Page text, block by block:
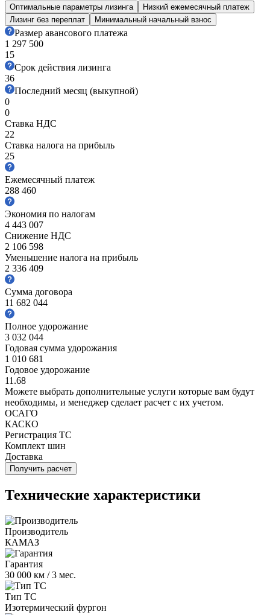
Оптимальные параметры лизинга
Низкий ежемесячный платеж
Лизинг без переплат
Минимальный начальный взнос
Размер авансового платежа
1 297 500
15
Срок действия лизинга
36
Последний месяц (выкупной)
0
0
Ставка НДС
22
Ставка налога на прибыль
25
Ежемесячный платеж
288 460
Экономия по налогам
4 443 007
Снижение НДС
2 106 598
Уменьшение налога на прибыль
2 336 409
Сумма договора
11 682 044
Полное удорожание
3 032 044
Годовая сумма удорожания
1 010 681
Годовое удорожание
11.68
Можете выбрать дополнительные услуги которые вам будут
необходимы, и менеджер сделает расчет с их учетом.
ОСАГО
КАСКО
Регистрация ТС
Комплект шин
Доставка
Получить расчет
Технические характеристики
Производитель
КАМАЗ
Гарантия
30 000 км / 3 мес.
Тип ТС
Изотермический фургон